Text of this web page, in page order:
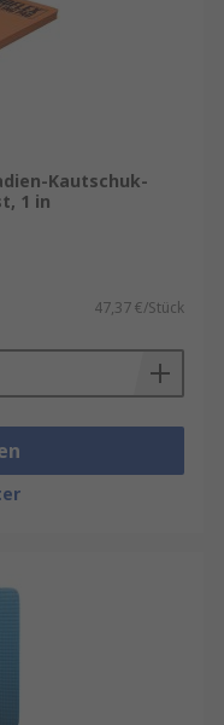
Kautschuk-
1 in
47,37 €/Stück